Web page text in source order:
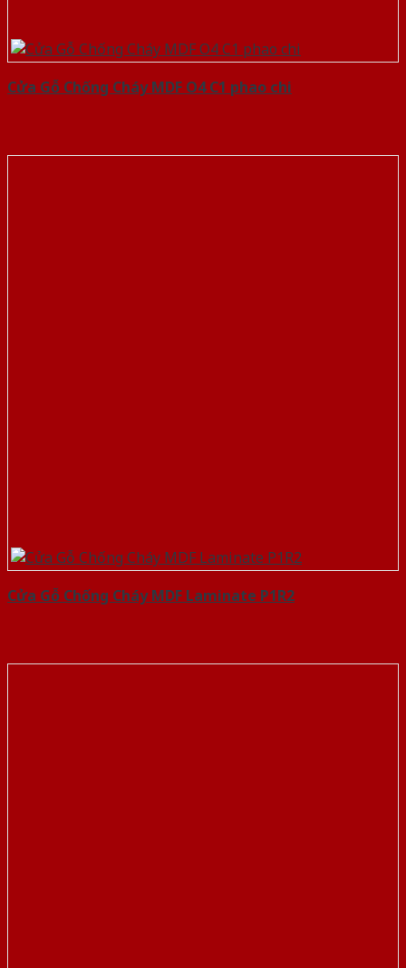
Cửa Gỗ Chống Cháy MDF O4 C1 phao chi
Cửa Gỗ Chống Cháy MDF Laminate P1R2